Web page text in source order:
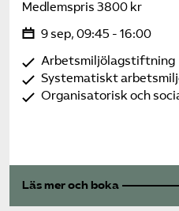
Medlemspris 3800 kr
9 sep, 09:45 - 16:00
Arbetsmiljölagstiftning
Systematiskt
Organisatorisk och
Läs mer och boka